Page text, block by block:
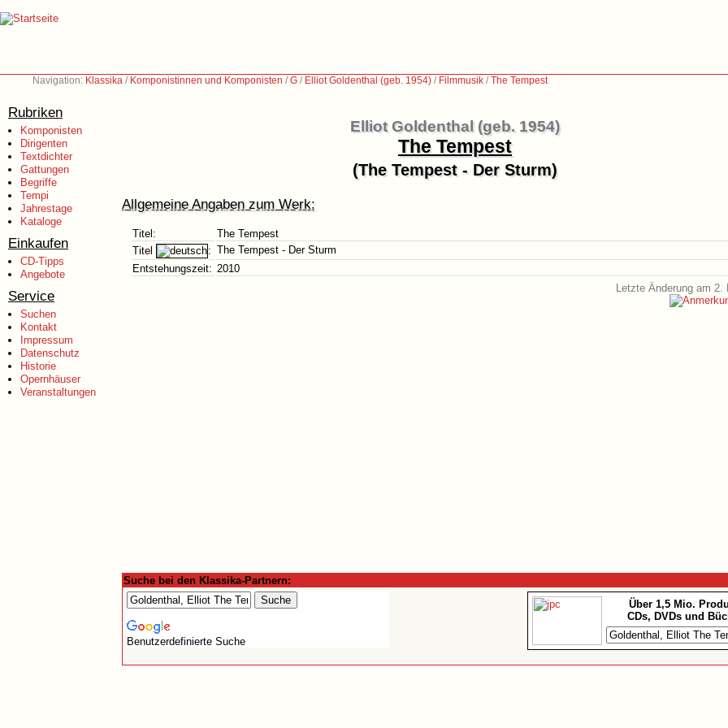
Navigation: Klassika / Komponistinnen und Komponisten /G / Elliot Goldenthal (geb. 1954) / Filmmusik /The Tempest
Rubriken
Komponisten
Dirigenten
Textdichter
Gattungen
Begriffe
Tempi
Jahrestage
Kataloge
Einkaufen
CD-Tipps
Angebote
Service
Suchen
Kontakt
Impressum
Datenschutz
Historie
Opernhäuser
Veranstaltungen
Elliot Goldenthal (geb. 1954)
The Tempest
(The Tempest - Der Sturm)
Allgemeine Angaben zum Werk:
Titel:
The Tempest
Titel
: The Tempest - Der Sturm
Entstehungszeit: 2010
Letzte Änderung am 2.
Suche bei den Klassika-Partnern:
Benutzerdefinierte Suche
Über 1,5 Mio.
CDs, DVDs und